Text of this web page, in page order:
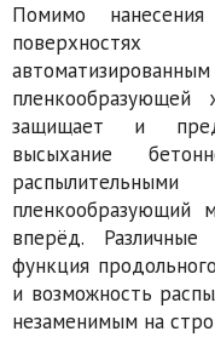
Помимо
пленкообразующей
защищает и
высыхание
пленкообразующий
вперёд.
функция
и возможность
незаменимым на